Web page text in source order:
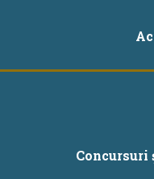
Concursuri